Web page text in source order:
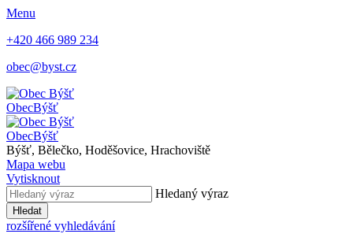
Menu
+420 466 989 234
obec@byst.cz
ObecBýšť
ObecBýšť
Býšť, Bělečko, Hoděšovice, Hrachoviště
Mapa webu
Vytisknout
Hledaný výraz
Hledat
rozšířené vyhledávání